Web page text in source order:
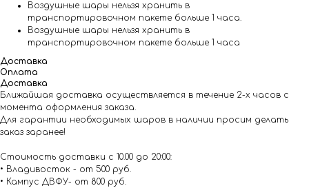
Воздушные шары нельзя хранить в
транспортировочном пакете больше 1 часа.
Воздушные шары нельзя хранить в
транспортировочном пакете больше 1 часа
Доставка
Оплата
Доставка
Ближайшая доставка осуществляется в течение 2-х часов с
момента оформления заказа.
Для гарантии необходимых шаров в наличии просим делать
заказ заранее!
Стоимость доставки с 10.00 до 20:00:
• Владивосток - от 500 руб.
• Кампус ДВФУ- от 800 руб.